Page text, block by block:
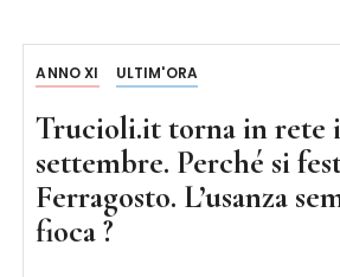
ANNO XI ULTIM'ORA
Trucioli.it torna in rete
settembre. Perché si
Ferragosto. L’usanza
fioca ?